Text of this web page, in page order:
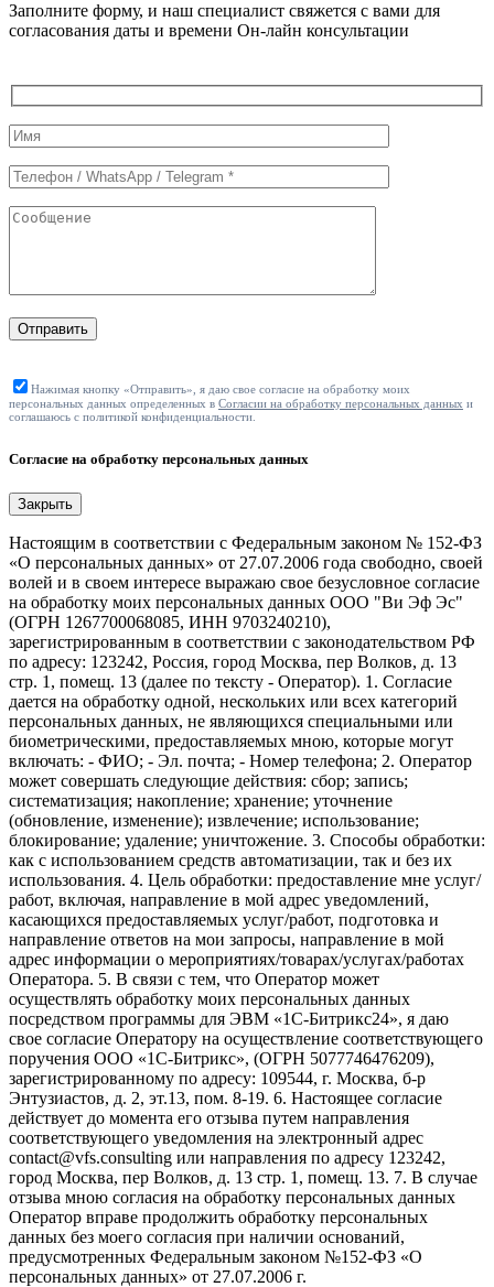
Заполните форму, и наш специалист свяжется с вами для
согласования даты и времени Он-лайн консультации
Служебные
поля
формы
Отправить
Нажимая кнопку «Отправить», я даю свое согласие на обработку моих
персональных данных определенных в Согласии на обработку персональных данных и
соглашаюсь с политикой конфиденциальности.
Согласие на обработку персональных данных
Закрыть
Настоящим в соответствии с Федеральным законом № 152-ФЗ
«О персональных данных» от 27.07.2006 года свободно, своей
волей и в своем интересе выражаю свое безусловное согласие
на обработку моих персональных данных ООО "Ви Эф Эс"
(ОГРН 1267700068085, ИНН 9703240210),
зарегистрированным в соответствии с законодательством РФ
по адресу: 123242, Россия, город Москва, пер Волков, д. 13
стр. 1, помещ. 13 (далее по тексту - Оператор). 1. Согласие
дается на обработку одной, нескольких или всех категорий
персональных данных, не являющихся специальными или
биометрическими, предоставляемых мною, которые могут
включать: - ФИО; - Эл. почта; - Номер телефона; 2. Оператор
может совершать следующие действия: сбор; запись;
систематизация; накопление; хранение; уточнение
(обновление, изменение); извлечение; использование;
блокирование; удаление; уничтожение. 3. Способы обработки:
как с использованием средств автоматизации, так и без их
использования. 4. Цель обработки: предоставление мне услуг/
работ, включая, направление в мой адрес уведомлений,
касающихся предоставляемых услуг/работ, подготовка и
направление ответов на мои запросы, направление в мой
адрес информации о мероприятиях/товарах/услугах/работах
Оператора. 5. В связи с тем, что Оператор может
осуществлять обработку моих персональных данных
посредством программы для ЭВМ «1С-Битрикс24», я даю
свое согласие Оператору на осуществление соответствующего
поручения ООО «1С-Битрикс», (ОГРН 5077746476209),
зарегистрированному по адресу: 109544, г. Москва, б-р
Энтузиастов, д. 2, эт.13, пом. 8-19. 6. Настоящее согласие
действует до момента его отзыва путем направления
соответствующего уведомления на электронный адрес
contact@vfs.consulting или направления по адресу 123242,
город Москва, пер Волков, д. 13 стр. 1, помещ. 13. 7. В случае
отзыва мною согласия на обработку персональных данных
Оператор вправе продолжить обработку персональных
данных без моего согласия при наличии оснований,
предусмотренных Федеральным законом №152-ФЗ «О
персональных данных» от 27.07.2006 г.